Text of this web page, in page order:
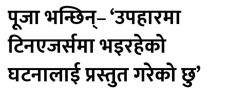
पूजा भन्छिन्– ‘उपहारमा
टिनएजर्समा भइरहेको
घटनालाई प्रस्तुत गरेको छु’